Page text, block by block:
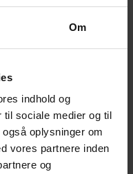
Om
indhold og
til sociale medier og til
oplysninger om
vores partnere inden
og